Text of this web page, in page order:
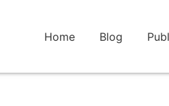
Home Blog